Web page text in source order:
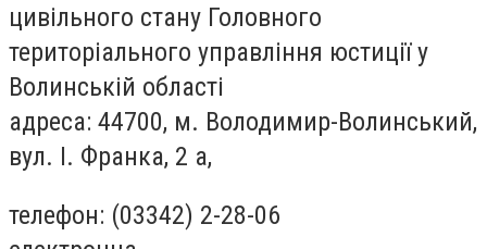
цивільного стану Головного
територіального управління юстиції у
Волинській області
адреса: 44700, м. Володимир-Волинський,
вул. І. Франка, 2 а,
телефон: (03342) 2-28-06